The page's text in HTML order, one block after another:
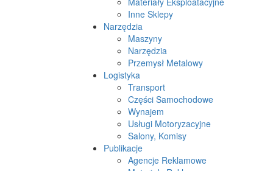
Inne Sklepy
Narzędzia
Maszyny
Narzędzia
Przemysł Metalowy
Logistyka
Transport
Części Samochodowe
Wynajem
Usługi Motoryzacyjne
Salony, Komisy
Publikacje
Agencje Reklamowe